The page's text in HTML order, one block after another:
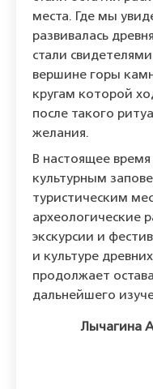
места. Где мы
развивалась
стали
вершине горы
кругам которой
после такого
желания.
В настоящее
культурным
туристическим
археологические
экскурсии и
и культуре
продолжает
дальнейшего
Лычагина